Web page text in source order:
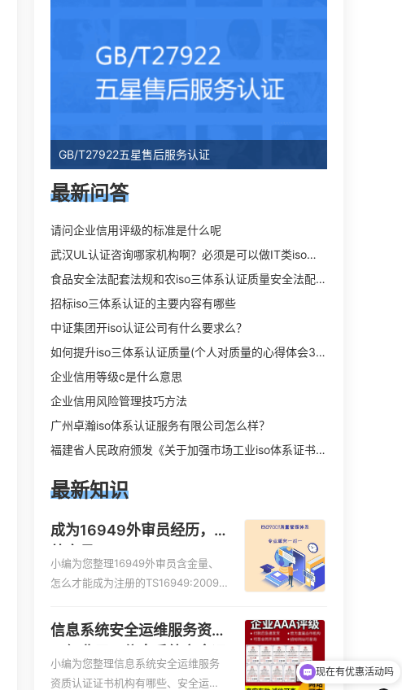
GB/T27922五星售后服务认证
最新问答
请问企业信用评级的标准是什么呢
武汉UL认证咨询哪家机构啊？必须是可以做IT类iso三体系认证UL认证的机构？
食品安全法配套法规和农iso三体系认证质量安全法配套法规分别是什么？
招标iso三体系认证的主要内容有哪些
中证集团开iso认证公司有什么要求么？
如何提升iso三体系认证质量(个人对质量的心得体会300字)
企业信用等级c是什么意思
企业信用风险管理技巧方法
广州卓瀚iso体系认证服务有限公司怎么样？
福建省人民政府颁发《关于加强市场工业iso体系证书质量监督检验与管理的暂行规定》的通知
最新知识
成为16949外审员经历，
小编为您整理16949外审员含金量、
怎么才能成为注册的TS16949:2009
过不了解具体情况、iso9000外审
员、SA8000外审员培训相关iso体系
认证知识，详情可查看下方正文！
信息系统安全运维服务资质
维服务资质二级
小编为您整理信息系统安全运维服务
资质认证证书机构有哪些、安全运维
可以介绍下你们的产品么
现在有优惠活动吗